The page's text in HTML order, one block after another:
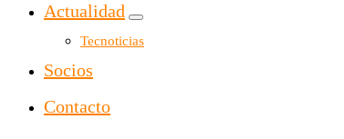
Actualidad
Tecnoticias
Socios
Contacto